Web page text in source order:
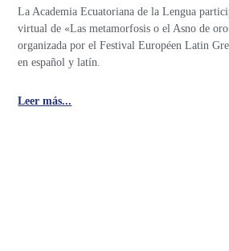
La Academia Ecuatoriana de la Lengua
virtual de «Las metamorfosis o el Asno de
organizada por el Festival Européen Latin
en español y latín.
Leer más...